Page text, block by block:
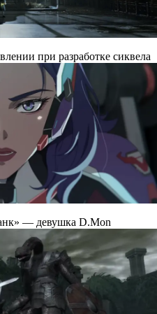
при разработке сиквела
— девушка D.Mon